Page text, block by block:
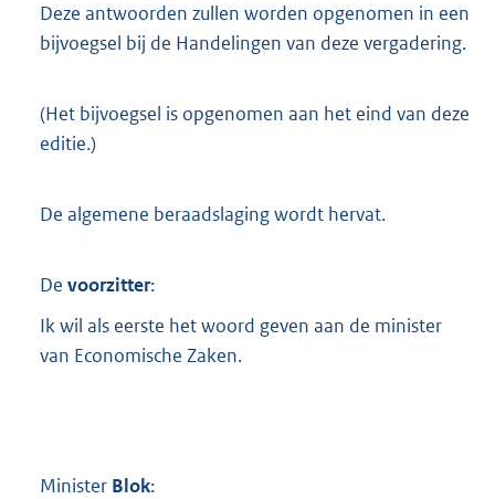
Deze antwoorden zullen worden opgenomen in een
bijvoegsel bij de Handelingen van deze vergadering.
(Het bijvoegsel is opgenomen aan het eind van deze
editie.)
De algemene beraadslaging wordt hervat.
De voorzitter:
Ik wil als eerste het woord geven aan de minister
van Economische Zaken.
Minister Blok: